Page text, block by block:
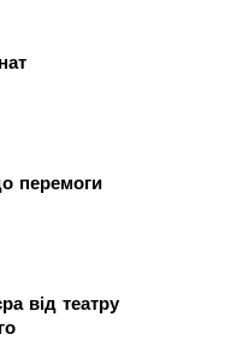
перемоги
від театру